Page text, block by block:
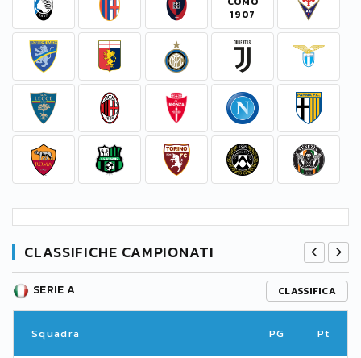
CLASSIFICHE CAMPIONATI
SERIE A CLASSIFICA
Squadra PG Pt